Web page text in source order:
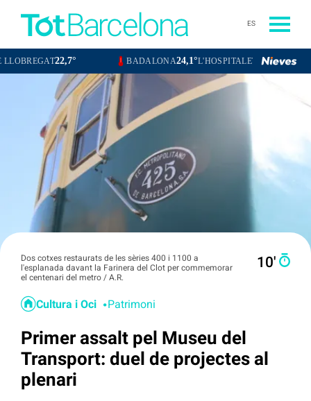
ES
BADALONA24,1° L'HOSPITALET DE LLOBREGAT24,6°SANTA COLOMA
Dos cotxes restaurats de les sèries 400 i 1100 a
l'esplanada davant la Farinera del Clot per commemorar
el centenari del metro / A.R.
10′
Cultura i Oci Patrimoni
Primer assalt pel Museu del
Transport: duel de projectes al
plenari